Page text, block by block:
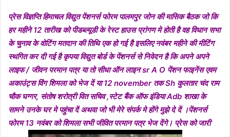
प्रेस विज्ञप्ति हिमाचल विद्युत पेंशनर्स फोरम पालमपुर जोन की मासिक बैठक जो कि
हर महीने 12 तारीख को पीडब्ल्यूडी के रेस्ट हाउस प्रांगण मे होती है वह विधान सभा
के चुनाव के वोटिंग मतदान की तिथि एक हो गई है इसलिए नवंबर महीने की मीटिंग
स्थगित कर दी गई है कृपया विद्युत बोर्ड के पेंशनर्स से निवेदन है कि अपने अपने
लाइफ / जीवन परमान पत्र या तो सीधा ऑन लाइन sr A O पेंशन फाइनेंस एवम
अकाउंट्स विंग शिमला को भेज दें या 12 november तक Sh कुलतार चंद राम
चौक घग्गर, संतोष शरोत्री वित सचिव ,स्टेट बैंक ऑफ इंडिया Adb शाखा के
सामने उनके घर मे पहुंचा दें अथवा जो भी मेरे संपर्क मे होंगे मुझे दे दें ।पेंशनर्स
फोरम 13 नवंबर को शिमला सभी जीवित परमान पत्र भेज देंगे। प्रेस को जारी